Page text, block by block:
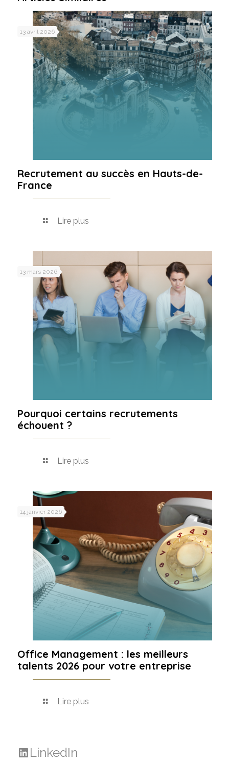
13 avril 2026
Recrutement au succès en Hauts-de-
France
Lire plus
13 mars 2026
Pourquoi certains recrutements
échouent ?
Lire plus
14 janvier 2026
Office Management : les meilleurs
talents 2026 pour votre entreprise
Lire plus
LinkedIn